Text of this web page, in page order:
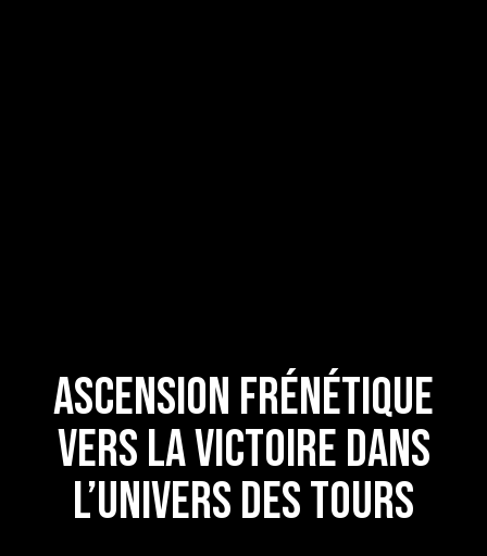
Ascension frénétique
vers la victoire dans
l’univers des tours